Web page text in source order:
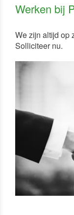
Werken bij
We zijn altijd op
Solliciteer nu.